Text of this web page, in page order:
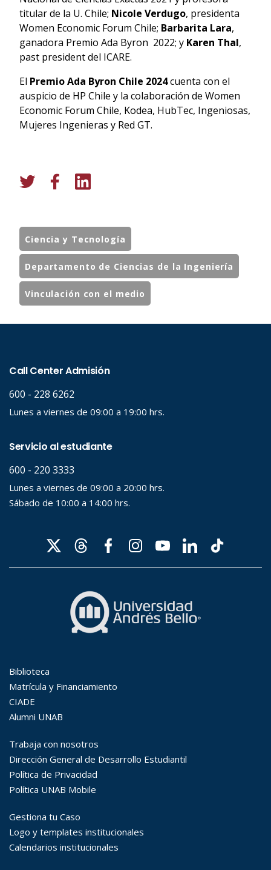
titular de la U. Chile; Nicole Verdugo, presidenta
Women Economic Forum Chile; Barbarita Lara,
ganadora Premio Ada Byron 2022; y Karen Thal,
past president del ICARE.
El Premio Ada Byron Chile 2024cuenta con el
auspicio de HP Chile y la colaboración de Women
Economic Forum Chile, Kodea, HubTec, Ingeniosas,
Mujeres Ingenieras y Red GT.
Ciencia y Tecnología
Departamento de Ciencias de la Ingeniería
Vinculación con el medio